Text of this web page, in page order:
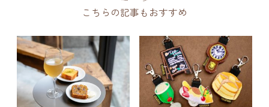
こちらの記事もおすすめ